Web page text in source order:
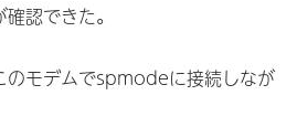
認できた。
のモデムでspmodeに接続しなが